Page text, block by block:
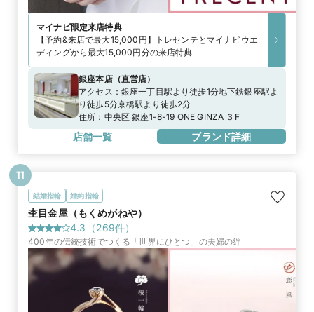
マイナビ限定来店特典
【予約&来店で最大15,000円】トレセンテとマイナビウエ
ディングから最大15,000円分の来店特典
銀座本店（直営店）
アクセス： 銀座一丁目駅より徒歩1分地下鉄銀座駅よ
り徒歩5分京橋駅より徒歩2分
住所： 中央区 銀座1-8-19 ONE GINZA ３F
店舗一覧 ブランド詳細
結婚指輪 婚約指輪
杢目金屋（もくめがねや）
4.3 （269件）
400年の伝統技術でつくる「世界にひとつ」の夫婦の絆
11